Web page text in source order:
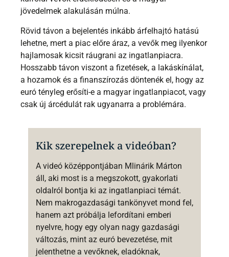
jövedelmek alakulásán múlna.
Rövid távon a bejelentés inkább árfelhajtó hatású
lehetne, mert a piac előre áraz, a vevők meg ilyenkor
hajlamosak kicsit ráugrani az ingatlanpiacra.
Hosszabb távon viszont a fizetések, a lakáskínálat,
a hozamok és a finanszírozás döntenék el, hogy az
euró tényleg erősíti-e a magyar ingatlanpiacot, vagy
csak új árcédulát rak ugyanarra a problémára.
Kik szerepelnek a videóban?
A videó középpontjában Mlinárik Márton
áll, aki most is a megszokott, gyakorlati
oldalról bontja ki az ingatlanpiaci témát.
Nem makrogazdasági tankönyvet mond fel,
hanem azt próbálja lefordítani emberi
nyelvre, hogy egy olyan nagy gazdasági
változás, mint az euró bevezetése, mit
jelenthetne a vevőknek, eladóknak,